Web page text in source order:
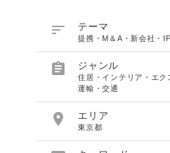
 テーマ
提携・M＆A・新会社・
 ジャンル
住居・インテリア・エク
運輸・交通
 エリア
東京都